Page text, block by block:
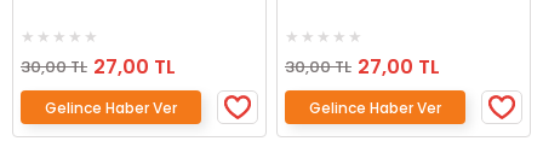
30,00 TL 27,00 TL
Gelince Haber Ver
30,00 TL 27,00 TL
Gelince Haber Ver